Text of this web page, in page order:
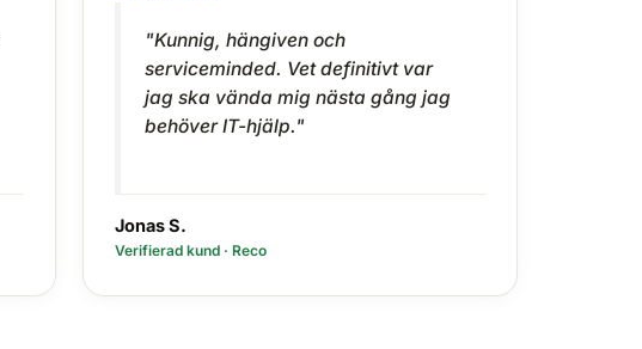
"Kunnig, hängiven och
serviceminded. Vet definitivt var
jag ska vända mig nästa gång jag
behöver IT-hjälp."
Jonas S.
Verifierad kund · Reco